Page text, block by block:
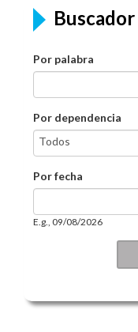
Por palabra
Por dependencia
Por fecha
E.g., 09/08/2026